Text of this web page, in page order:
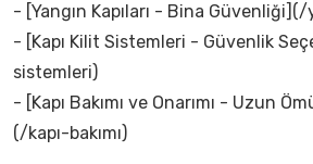
- [Yangın Kapıları - Bina Güvenliği](/
- [Kapı Kilit Sistemleri - Güvenlik
sistemleri)
- [Kapı Bakımı ve Onarımı - Uzun
(/kapı-bakımı)